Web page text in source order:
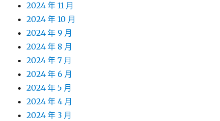
2024 年 11 月
2024 年 10 月
2024 年 9 月
2024 年 8 月
2024 年 7 月
2024 年 6 月
2024 年 5 月
2024 年 4 月
2024 年 3 月